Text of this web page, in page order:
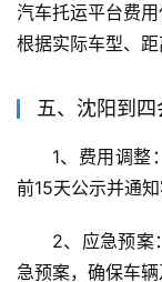
汽车托运平台费
根据实际车型、距
五、沈阳到
1、费用调整
前15天公示并通知
2、应急预案
急预案，确保车辆